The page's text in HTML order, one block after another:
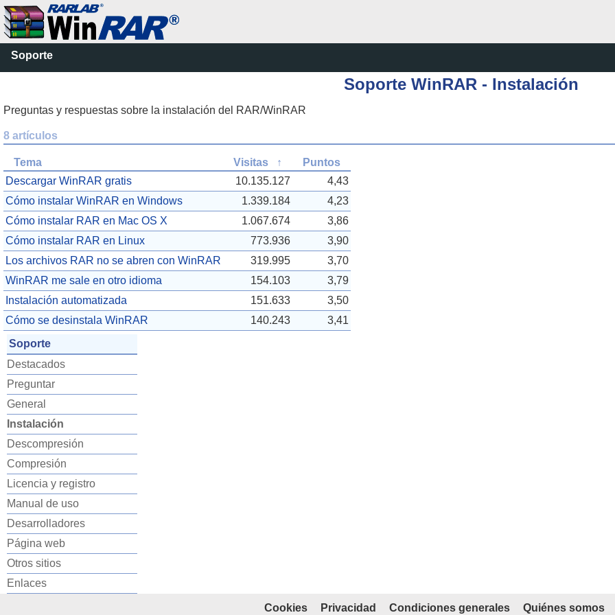
Soporte
Soporte WinRAR - Instalación
Preguntas y respuestas sobre la instalación del RAR/WinRAR
8 artículos
Tema Visitas ↑
Puntos
Descargar WinRAR gratis
10.135.127
4,43
Cómo instalar WinRAR en Windows
1.339.184
4,23
Cómo instalar RAR en Mac OS X
1.067.674
3,86
Cómo instalar RAR en Linux
773.936
3,90
Los archivos RAR no se abren con WinRAR
319.995
3,70
WinRAR me sale en otro idioma
154.103
3,79
Instalación automatizada
151.633
3,50
Cómo se desinstala WinRAR
140.243
3,41
Soporte
Destacados
Preguntar
General
Instalación
Descompresión
Compresión
Licencia y registro
Manual de uso
Desarrolladores
Página web
Otros sitios
Enlaces
Cookies Privacidad Condiciones generales Quiénes somos